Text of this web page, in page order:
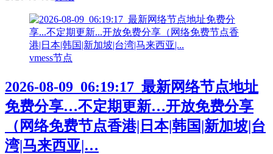
vmess节点
2026-08-09_06:19:17_最新网络节点地址
免费分享…不定期更新…开放免费分享
（网络免费节点香港|日本|韩国|新加坡|台
湾|马来西亚|…